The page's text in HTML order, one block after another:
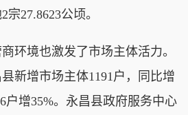
27.8623公顷。
境也激发了市场主体活力。
新增市场主体1191户，同比增
户增35%。永昌县政府服务中心